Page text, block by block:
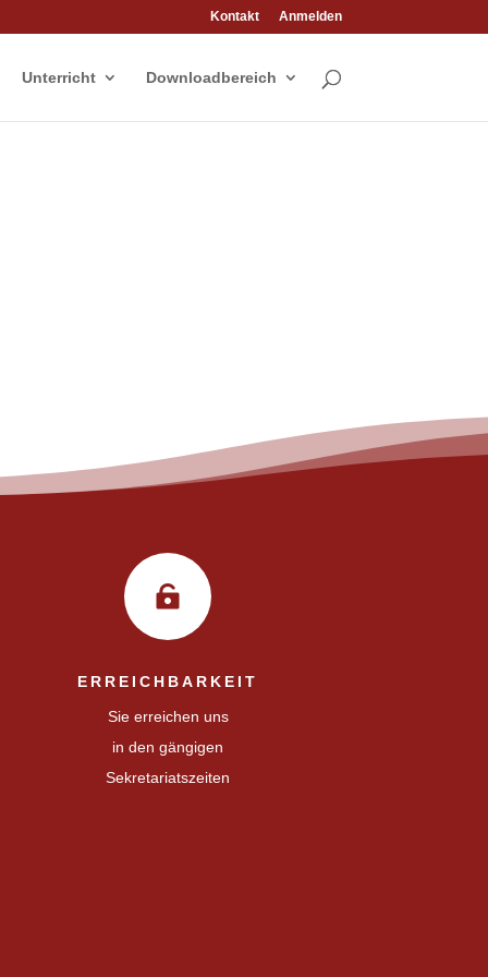
Kontakt Anmelden
Unterricht Downloadbereich

ERREICHBARKEIT
Sie erreichen uns
in den gängigen
Sekretariatszeiten